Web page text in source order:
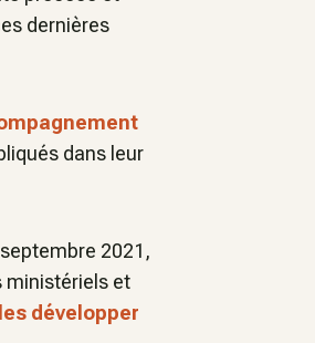
dernières
dans leur
2021,
ministériels et
développer